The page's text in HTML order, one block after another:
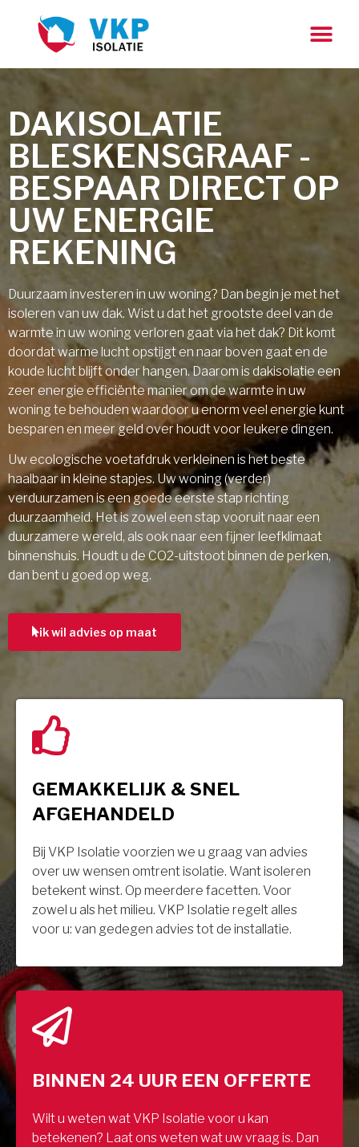
DAKISOLATIE
BLESKENSGRAAF -
BESPAAR DIRECT OP
UW ENERGIE
REKENING
Duurzaam investeren in uw woning? Dan begin je met het
isoleren van uw dak. Wist u dat het grootste deel van de
warmte in uw woning verloren gaat via het dak? Dit komt
doordat warme lucht opstijgt en naar boven gaat en de
koude lucht blijft onder hangen. Daarom is dakisolatie een
zeer energie efficiënte manier om de warmte in uw
woning te behouden waardoor u enorm veel energie kunt
besparen en meer geld over houdt voor leukere dingen.
Uw ecologische voetafdruk verkleinen is het beste
haalbaar in kleine stapjes. Uw woning (verder)
verduurzamen is een goede eerste stap richting
duurzaamheid. Het is zowel een stap vooruit naar een
duurzamere wereld, als ook naar een fijner leefklimaat
binnenshuis. Houdt u de CO2-uitstoot binnen de perken,
dan bent u goed op weg.
ik wil advies op maat
GEMAKKELIJK & SNEL
AFGEHANDELD
Bij VKP Isolatie voorzien we u graag van advies
over uw wensen omtrent isolatie. Want isoleren
betekent winst. Op meerdere facetten. Voor
zowel u als het milieu. VKP Isolatie regelt alles
voor u: van gedegen advies tot de installatie.
BINNEN 24 UUR EEN OFFERTE
Wilt u weten wat VKP Isolatie voor u kan
betekenen? Laat ons weten wat uw vraag is. Dan